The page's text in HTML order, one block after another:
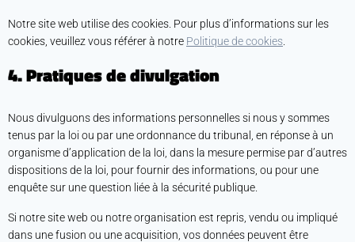
Notre site web utilise des cookies. Pour plus d’informations sur les
cookies, veuillez vous référer à notre Politique de cookies
4. Pratiques de divulgation
Nous divulguons des informations personnelles si nous y sommes
tenus par la loi ou par une ordonnance du tribunal, en réponse à un
organisme d’application de la loi, dans la mesure permise par d’autres
dispositions de la loi, pour fournir des informations, ou pour une
enquête sur une question liée à la sécurité publique.
Si notre site web ou notre organisation est repris, vendu ou impliqué
dans une fusion ou une acquisition, vos données peuvent être